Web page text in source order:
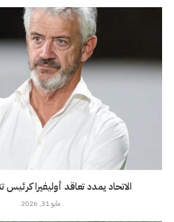
الاتحاد يمدد تعاقد أوليفيرا
مايو 31, 2026